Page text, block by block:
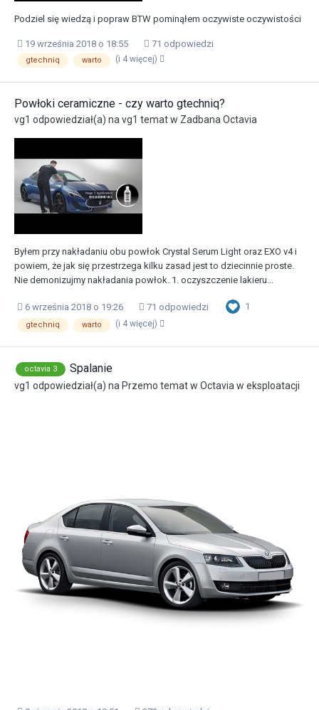
Podziel się wiedzą i popraw BTW pominąłem oczywiste oczywistości
19 września 2018 o 18:55 71 odpowiedzi
gtechniq warto (i 4 więcej)
Powłoki ceramiczne - czy warto gtechniq?
vg1 odpowiedział(a) na vg1 temat w Zadbana Octavia
Byłem przy nakładaniu obu powłok Crystal Serum Light oraz EXO v4 i
powiem, że jak się przestrzega kilku zasad jest to dziecinnie proste.
Nie demonizujmy nakładania powłok. 1. oczyszczenie lakieru...
6 września 2018 o 19:26 71 odpowiedzi 1
gtechniq warto (i 4 więcej)
octavia 3 Spalanie
vg1 odpowiedział(a) na Przemo temat w Octavia w eksploatacji